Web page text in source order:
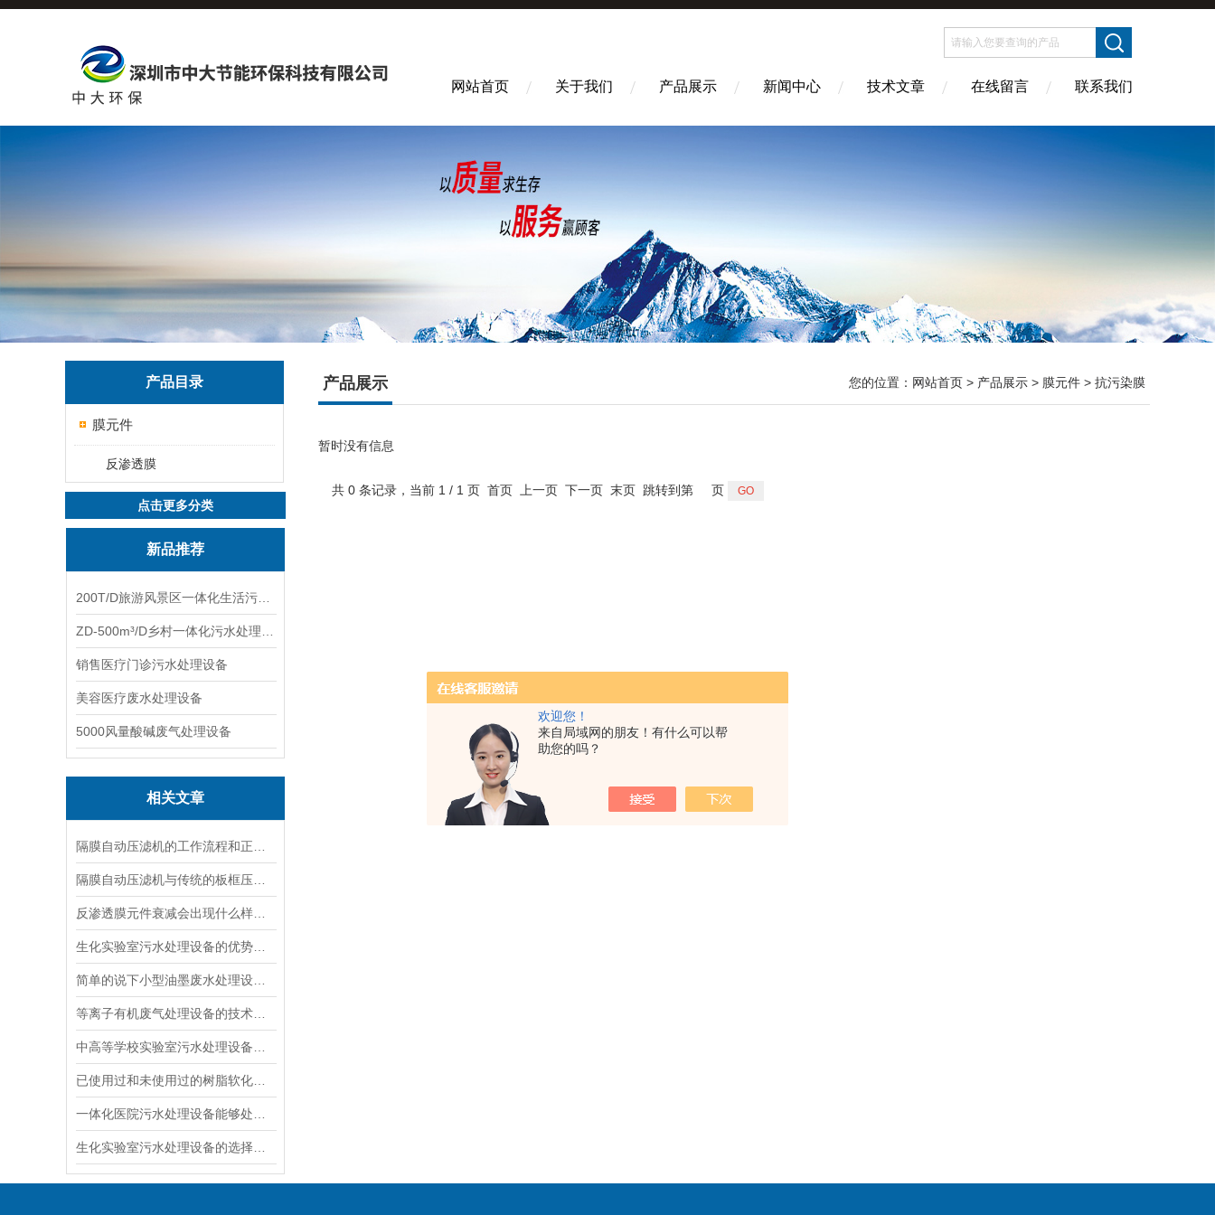
欢迎您！
来自局域网的朋友！有什么可以帮
助您的吗？
网站首页 关于我们 产品展示 新闻中心 技术文章 在线留言 联系我们
产品目录
膜元件
反渗透膜
点击更多分类
新品推荐
销售医疗门诊污水处理设备
美容医疗废水处理设备
5000风量酸碱废气处理设备
相关文章
产品展示 您的位置： 网站首页 > 产品展示 > 膜元件 > 抗污染膜
暂时没有信息
共 0 条记录，当前 1 / 1 页 首页 上一页 下一页 末页 跳转到第 页